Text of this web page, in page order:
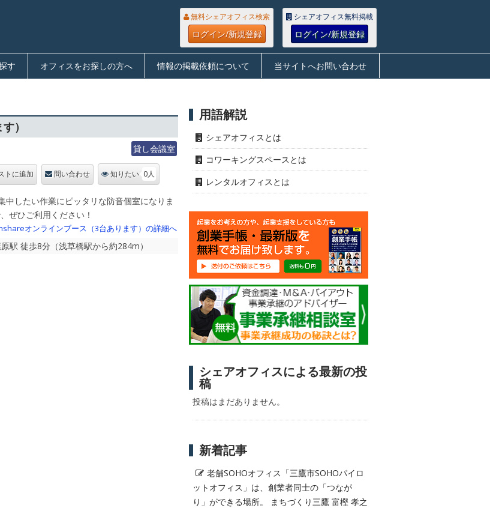
無料シェアオフィス検索
ログイン/新規登録
シェアオフィス無料掲載
ログイン/新規登録
す オフィスをお探しの方へ 情報の掲載依頼について 当サイトへお問い合わせ
）
貸し会議室
トに追加 問い合わせ 知りたい 0人
中したい作業にピッタリな防音個室になりま
ぜひご利用ください！
オンラインブース（3台あります）の詳細へ
駅 徒歩8分（浅草橋駅から約284m）
用語解説
シェアオフィスとは
コワーキングスペースとは
レンタルオフィスとは
シェアオフィスによる最新の投
稿
投稿はまだありません。
新着記事
老舗SOHOオフィス「三鷹市SOHOパイロ
ットオフィス」は、創業者同士の「つなが
り」ができる場所。 まちづくり三鷹 富樫 孝之